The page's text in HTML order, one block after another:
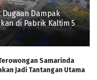
Dugaan Dampak
di Pabrik Kaltim 5
Samarinda
Jadi Tantangan Utama